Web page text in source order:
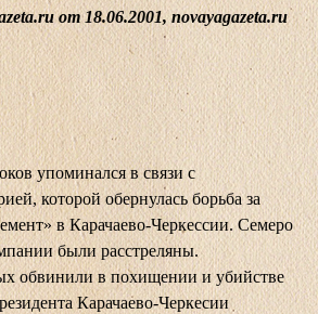
от 18.06.2001, novayagazeta.ru
упоминался в связи с
которой обернулась борьба за
в Карачаево-Черкессии. Семеро
были расстреляны.
обвинили в похищении и убийстве
Карачаево-Черкесии